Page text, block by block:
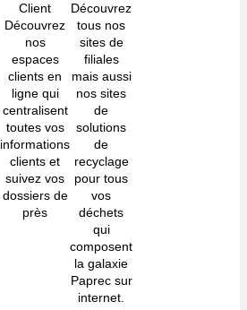
Client
Découvrez
nos
espaces
clients en
ligne qui
centralisent
toutes vos
informations
clients et
suivez vos
dossiers de
près
Découvrez
tous nos
sites de
filiales
mais aussi
nos sites
de
solutions
de
recyclage
pour tous
vos
déchets
qui
composent
la galaxie
Paprec sur
internet.